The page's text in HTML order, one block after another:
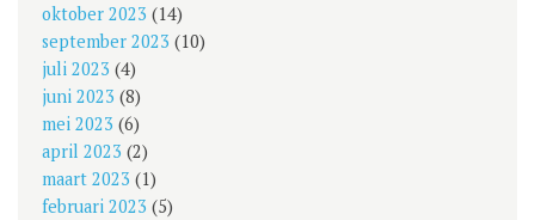
oktober 2023 (14)
september 2023 (10)
juli 2023 (4)
juni 2023 (8)
mei 2023 (6)
april 2023 (2)
maart 2023 (1)
februari 2023 (5)